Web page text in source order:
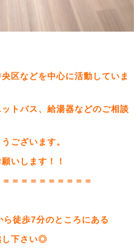
区などを中心に活動していま
トバス、給湯器などのご相談
ございます。
いします！！
＝＝＝＝＝＝＝＝＝
徒歩7分のところにある
し下さい◎